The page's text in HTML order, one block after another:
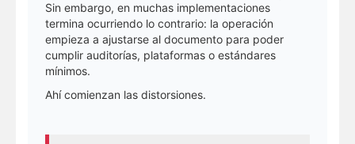
Sin embargo, en muchas implementaciones
termina ocurriendo lo contrario: la operación
empieza a ajustarse al documento para poder
cumplir auditorías, plataformas o estándares
mínimos.
Ahí comienzan las distorsiones.